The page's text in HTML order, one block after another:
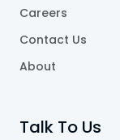
Careers
Contact Us
About
Talk To Us